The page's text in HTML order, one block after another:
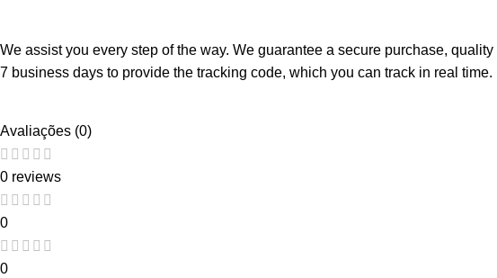
We assist you every step of the way. We guarantee a secure purchase,
7 business days to provide the tracking code, which you can track in real time.
Avaliações (0)
0 reviews
0
0